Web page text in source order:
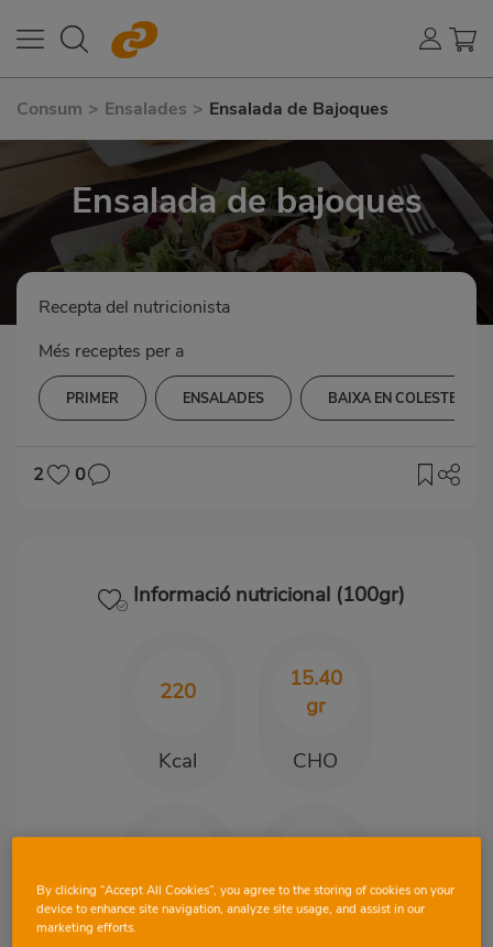
Consum > Ensalades > Ensalada de Bajoques
Ensalada de bajoques
Recepta del nutricionista
Més receptes per a
PRIMER ENSALADES BAIXA EN COLESTEROL
2 0
Informació nutricional (100gr)
220
Kcal
15.40
gr
CHO
Proteïnes
By clicking “Accept All Cookies”, you agree to the storing of cookies on your
device to enhance site navigation, analyze site usage, and assist in our
marketing efforts.